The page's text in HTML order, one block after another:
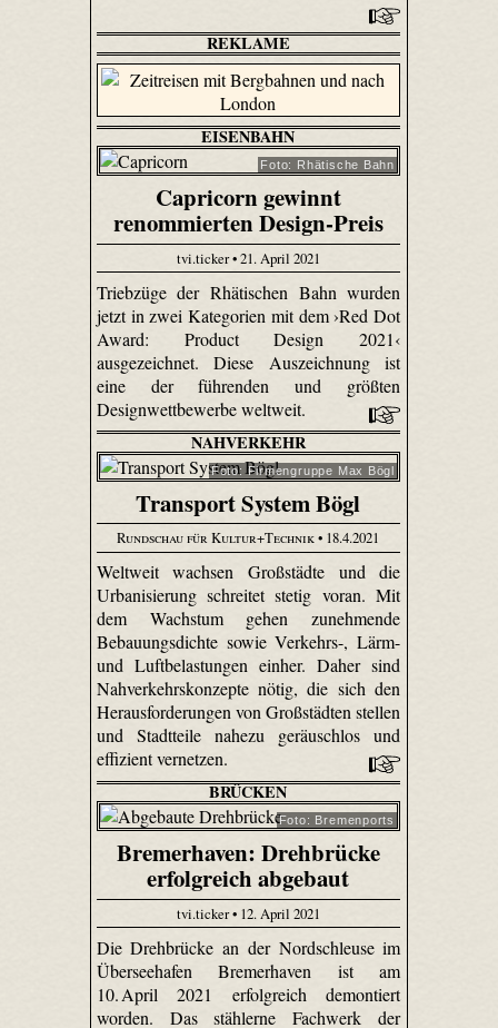
REKLAME
EISENBAHN
Foto: Rhätische Bahn
Capricorn gewinnt
renommierten Design-Preis
tvi.ticker • 21. April 2021
Triebzüge der Rhätischen Bahn wurden
jetzt in zwei Kategorien mit dem ›Red Dot
Award: Product Design 2021‹
ausgezeichnet. Diese Auszeichnung ist
eine der führenden und größten
Designwettbewerbe weltweit.
NAHVERKEHR
Foto: Firmengruppe Max Bögl
Transport System Bögl
Rundschau für Kultur+Technik• 18.4.2021
Weltweit wachsen Großstädte und die
Urbanisierung schreitet stetig voran. Mit
dem Wachstum gehen zunehmende
Bebauungsdichte sowie Verkehrs-, Lärm-
und Luftbelastungen einher. Daher sind
Nahverkehrskonzepte nötig, die sich den
Herausforderungen von Großstädten stellen
und Stadtteile nahezu geräuschlos und
effizient vernetzen.
BRÜCKEN
Foto: Bremenports
Bremerhaven: Drehbrücke
erfolgreich abgebaut
tvi.ticker • 12. April 2021
Die Drehbrücke an der Nordschleuse im
Überseehafen Bremerhaven ist am
10. April 2021 erfolgreich demontiert
worden. Das stählerne Fachwerk der